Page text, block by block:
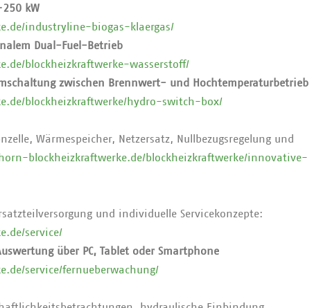
kW
industryline-biogas-klaergas/
Dual-Fuel-Betrieb
blockheizkraftwerke-wasserstoff/
zwischen Brennwert- und Hochtemperaturbetrieb
blockheizkraftwerke/hydro-switch-box/
Wärmespeicher, Netzersatz, Nullbezugsregelung und
blockheizkraftwerke.de/blockheizkraftwerke/innovative-
und individuelle Servicekonzepte:
service/
über PC, Tablet oder Smartphone
service/fernueberwachung/